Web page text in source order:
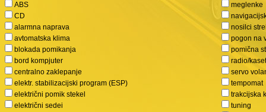
ABS
CD
alarmna naprava
avtomatska klima
blokada pomikanja
bord kompjuter
centralno zaklepanje
elektr. stabilizacijski program (ESP)
električni pomik stekel
električni sedei
meglenke
nosilci
pogon na
pomična
radio/
servo
tempomat
trakcijska
tuning